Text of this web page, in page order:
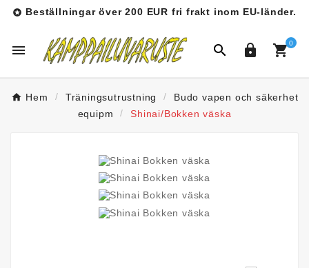
 Beställningar över 200 EUR fri frakt inom EU-länder.
   0
Hem Träningsutrustning
Budo vapen och säkerhet
equipm
Shinai/Bokken väska